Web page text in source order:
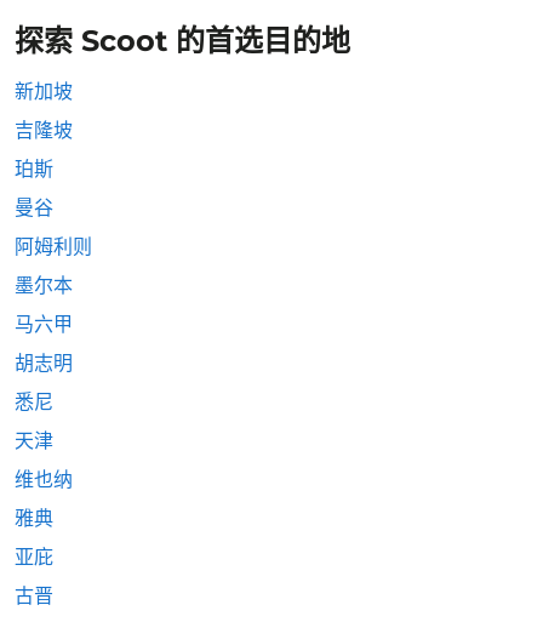
探索 Scoot 的首选目的地
新加坡
吉隆坡
珀斯
曼谷
阿姆利则
墨尔本
马六甲
胡志明
悉尼
天津
维也纳
雅典
亚庇
古晋